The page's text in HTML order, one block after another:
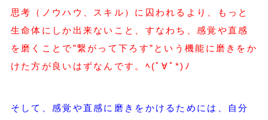
思考（ノウハウ、スキル）に囚われるより、もっと
生命体にしか出来ないこと、すなわち、感覚や直感
を磨くことで”繋がって下ろす”という機能に磨きをか
けた方が良いはずなんです。ﾍ(ﾟ∀ﾟ*)ﾉ
そして、感覚や直感に磨きをかけるためには、自分